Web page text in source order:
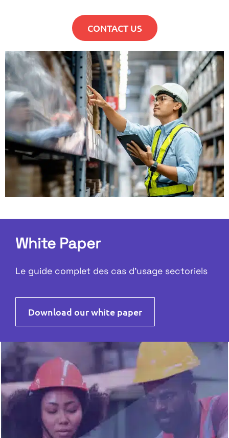
CONTACT US
White Paper
Le guide complet des cas d’usage sectoriels
Download our white paper